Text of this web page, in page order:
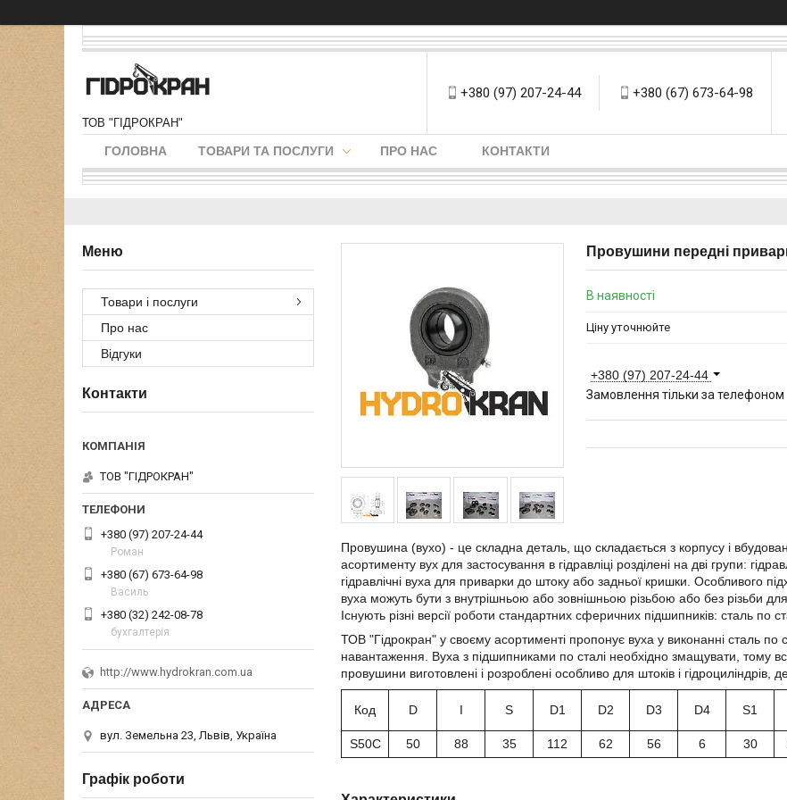
ТОВ "ГІДРОКРАН"
+380 (97) 207-24-44 +380 (67) 673-64-98
ГОЛОВНА ТОВАРИ ТА ПОСЛУГИ ПРО НАС КОНТАКТИ
Провушини передні
В наявності
Ціну уточнюйте
+380 (97) 207-24-44
Замовлення тільки за телефоном
Провушина (вухо) - це складна деталь, що складається з корпусу і
асортименту вух для застосування в гідравліці розділені на дві групи:
гідравлічні вуха для приварки до штоку або задньої кришки. Особливого
вуха можуть бути з внутрішньою або зовнішньою різьбою або без різьби
Існують різні версії роботи стандартних сферичних підшипників: сталь по
ТОВ "Гідрокран" у своєму асортименті пропонує вуха у виконанні сталь по
навантаження. Вуха з підшипниками по сталі необхідно змащувати, тому
провушини виготовлені і розроблені особливо для штоків і гідроциліндрів,
Код D I S D1 D2 D3 D4 S1
S50C 50 88 35 112 62 56 6 30
Товари і послуги
Про нас
Відгуки
Контакти
ТОВ "ГІДРОКРАН"
+380 (97) 207-24-44
Роман
+380 (67) 673-64-98
Василь
+380 (32) 242-08-78
бухгалтерія
http://www.hydrokran.com.ua
вул. Земельна 23, Львів, Україна
Графік роботи